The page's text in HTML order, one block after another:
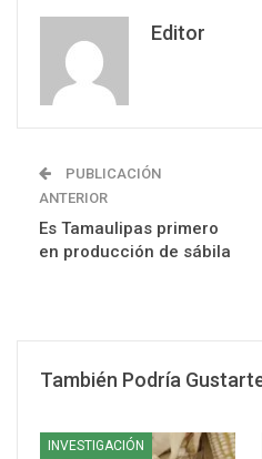
Editor
PUBLICACIÓN
ANTERIOR
Es Tamaulipas primero
en producción de sábila
También Podría
INVESTIGACIÓN